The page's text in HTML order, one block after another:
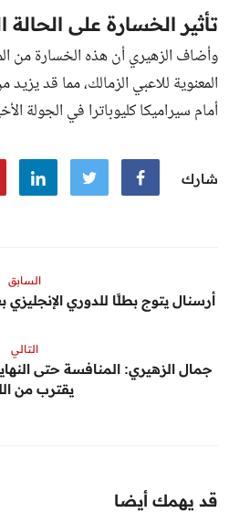
تأثير الخسارة على الحالة
وأضاف الزهيري أن هذه الخسارة من
المعنوية للاعبي الزمالك، مما قد
أمام سيراميكا كليوباترا في الجولة
شارك
السابق
أرسنال يتوج بطلًا للدوري الإنجليزي بعد
التالي
جمال الزهيري: المنافسة حتى
يقترب من
قد يهمك أيضا